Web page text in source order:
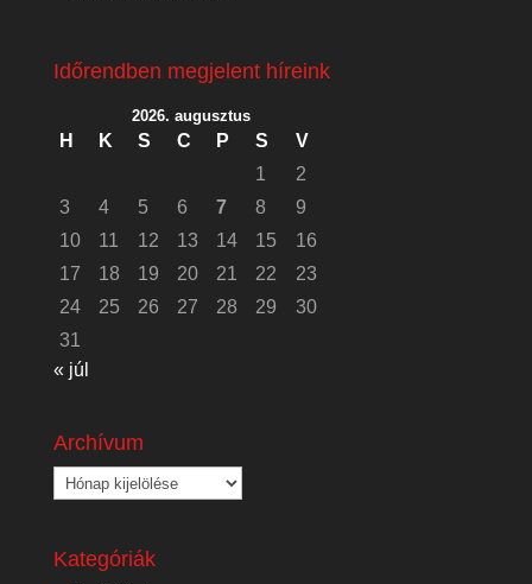
Időrendben megjelent híreink
2026. augusztus
H K S C P S
V
1
2
3
4 5 6 7 8
9
10
11 12 13 14 15
16
17
18 19 20 21 22
23
24
25 26 27 28 29
30
31
« júl
Archívum
Archívum
Kategóriák